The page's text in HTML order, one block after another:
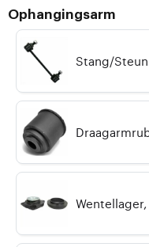
Ophangingsarm
Stang/